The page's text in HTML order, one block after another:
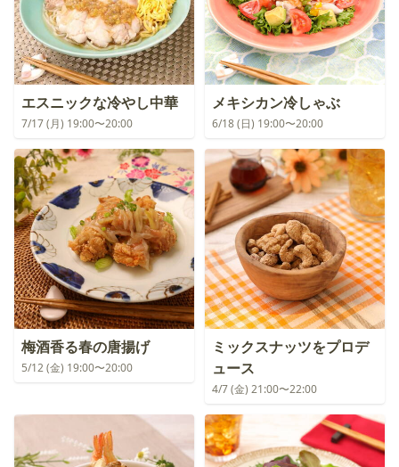
エスニックな冷やし中華
7/17 (月) 19:00〜20:00
メキシカン冷しゃぶ
6/18 (日) 19:00〜20:00
梅酒香る春の唐揚げ
5/12 (金) 19:00〜20:00
ミックスナッツをプロデ
ュース
4/7 (金) 21:00〜22:00